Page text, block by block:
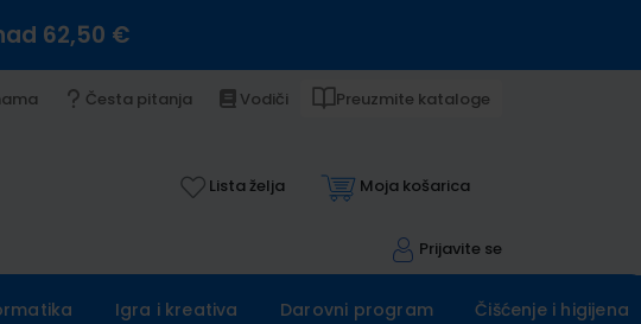
62,50 €
Česta pitanja Vodiči Preuzmite kataloge
Lista želja Moja košarica
Prijavite se
Igra i kreativa Darovni program Čišćenje i higijena